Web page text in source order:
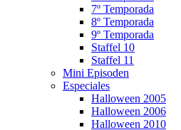
7º Temporada
8º Temporada
9º Temporada
Staffel 10
Staffel 11
Mini Episoden
Especiales
Halloween 2005
Halloween 2006
Halloween 2010